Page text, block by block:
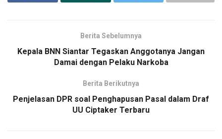
Berita Sebelumnya
Kepala BNN Siantar Tegaskan Anggotanya Jangan
Damai dengan Pelaku Narkoba
Berita Berikutnya
Penjelasan DPR soal Penghapusan Pasal dalam Draf
UU Ciptaker Terbaru